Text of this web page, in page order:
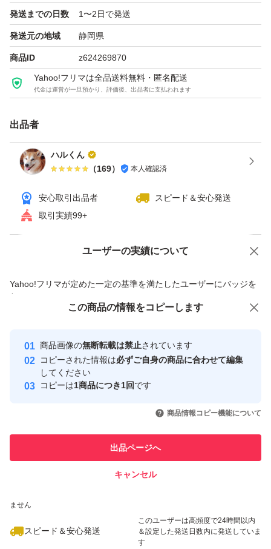
何か気になる事がありましたらご質問下さい。
よろしくお願いいたします。
発送までの日数 1〜2日で発送
発送元の地域 静岡県
商品ID z624269870
Yahoo!フリマは全品送料無料・匿名配送
代金は運営が一旦預かり、評価後、出品者に支払われます
出品者
ハルくん
（169） 本人確認済
安心取引出品者
スピード＆安心発送
取引実績99+
ユーザーの実績について
Yahoo!フリマが定めた一定の基準を満たしたユーザーにバッジを
付与しています
安心取引出品者
心・安全なユーザーです
取引実績
引を完了させた実績があります
での取引実績があります
ません
スピード＆安心発送
このユーザーは高頻度で24時間以内
＆設定した発送日数内に発送していま
す
価格の相談 商品への質問
この商品の情報をコピーします
商品画像の無断転載は禁止されています
コピーされた情報は必ずご自身の商品に合わせて編集
してください
コピーは1商品につき1回です
商品情報コピー機能について
出品ページへ
キャンセル
この商品をみている人にオススメ